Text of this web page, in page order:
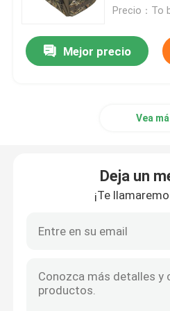
Bolso del arma de la gama
Mochila táctica militar
Bolso del arma de la pistola
Caja binocular del arnés
Precio：To
Mejor precio
Vea
Deja un
¡Te